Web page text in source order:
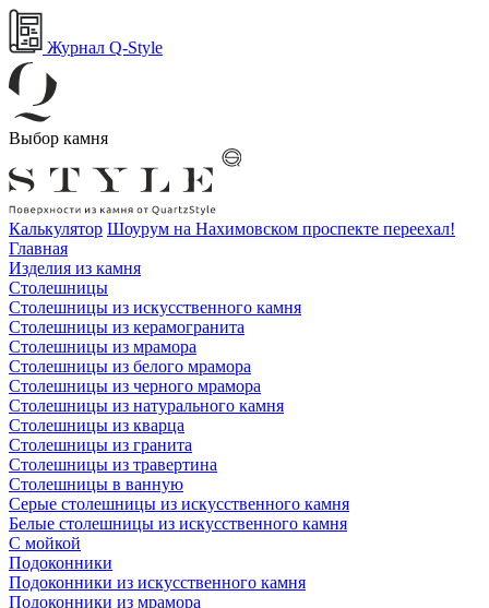
Журнал Q-Style
Выбор камня
Калькулятор Шоурум на Нахимовском проспекте переехал!
Главная
Изделия из камня
Столешницы
Столешницы из искусственного камня
Столешницы из керамогранита
Столешницы из мрамора
Столешницы из белого мрамора
Столешницы из черного мрамора
Столешницы из натурального камня
Столешницы из кварца
Столешницы из гранита
Столешницы из травертина
Столешницы в ванную
Серые столешницы из искусственного камня
Белые столешницы из искусственного камня
С мойкой
Подоконники
Подоконники из искусственного камня
Подоконники из мрамора